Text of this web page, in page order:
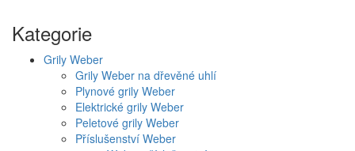
Kategorie
Grily Weber
Grily Weber na dřevěné uhlí
Plynové grily Weber
Elektrické grily Weber
Peletové grily Weber
Příslušenství Weber